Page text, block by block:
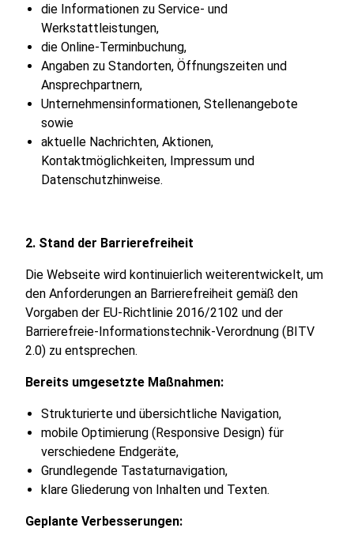
die Informationen zu Service- und
Werkstattleistungen,
die Online-Terminbuchung,
Angaben zu Standorten, Öffnungszeiten und
Ansprechpartnern,
Unternehmensinformationen, Stellenangebote
sowie
aktuelle Nachrichten, Aktionen,
Kontaktmöglichkeiten, Impressum und
Datenschutzhinweise.
2. Stand der Barrierefreiheit
Die Webseite wird kontinuierlich weiterentwickelt, um
den Anforderungen an Barrierefreiheit gemäß den
Vorgaben der EU-Richtlinie 2016/2102 und der
Barrierefreie-Informationstechnik-Verordnung (BITV
2.0) zu entsprechen.
Bereits umgesetzte Maßnahmen:
Strukturierte und übersichtliche Navigation,
mobile Optimierung (Responsive Design) für
verschiedene Endgeräte,
Grundlegende Tastaturnavigation,
klare Gliederung von Inhalten und Texten.
Geplante Verbesserungen: